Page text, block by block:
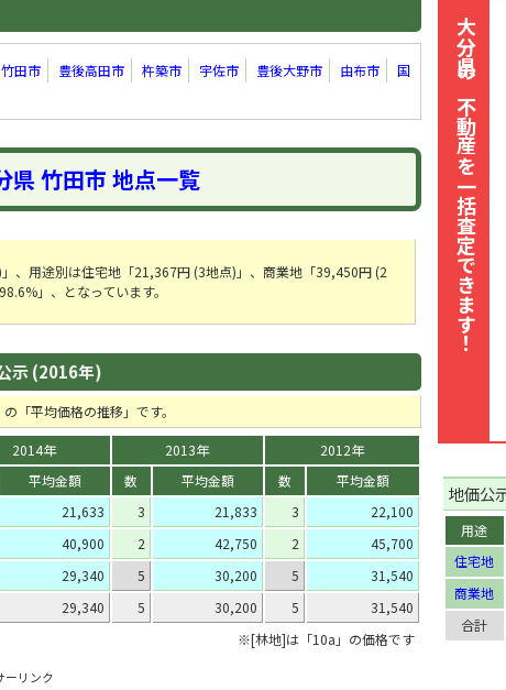
竹田市 豊後高田市 杵築市 宇佐市 豊後大野市 由布市
国
県 竹田市 地点一覧
、用途別は住宅地「21,367円 (3地点)」、商業地「39,450円 (2
」、となっています。
示 (2016年)
「平均価格の推移」です。
2014年 2013年
2012年
平均金額 数 平均金額 数
平均金額
21,633 3 21,833 3
22,100
40,900 2 42,750 2
45,700
29,340 5 30,200 5
31,540
29,340 5 30,200 5
31,540
※[林地]は「10a」の価格です
ーリンク
大分県の不動産を一括査定できます！
地価公
用途
住宅地
商業地
合計